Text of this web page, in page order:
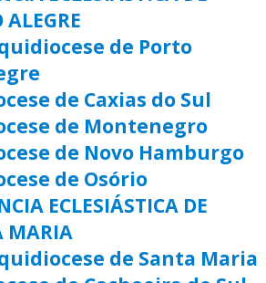
ALEGRE
de Porto
de Caxias do Sul
de Montenegro
de Novo Hamburgo
de Osório
ECLESIÁSTICA DE
MARIA
de Santa Maria